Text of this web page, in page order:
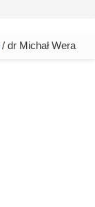
/ dr Michał Wera